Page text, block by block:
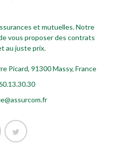
et mutuelles. Notre
vous proposer des contrats
au juste prix.
Picard, 91300 Massy, France